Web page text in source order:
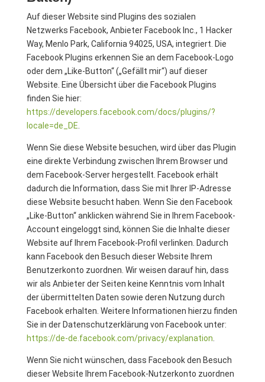
Auf dieser Website sind Plugins des sozialen
Netzwerks Facebook, Anbieter Facebook Inc., 1 Hacker
Way, Menlo Park, California 94025, USA, integriert. Die
Facebook Plugins erkennen Sie an dem Facebook-Logo
oder dem „Like-Button“ („Gefällt mir“) auf dieser
Website. Eine Übersicht über die Facebook Plugins
finden Sie hier:
https://developers.facebook.com/docs/plugins/?
locale=de_DE
Wenn Sie diese Website besuchen, wird über das Plugin
eine direkte Verbindung zwischen Ihrem Browser und
dem Facebook-Server hergestellt. Facebook erhält
dadurch die Information, dass Sie mit Ihrer IP-Adresse
diese Website besucht haben. Wenn Sie den Facebook
„Like-Button“ anklicken während Sie in Ihrem Facebook-
Account eingeloggt sind, können Sie die Inhalte dieser
Website auf Ihrem Facebook-Profil verlinken. Dadurch
kann Facebook den Besuch dieser Website Ihrem
Benutzerkonto zuordnen. Wir weisen darauf hin, dass
wir als Anbieter der Seiten keine Kenntnis vom Inhalt
der übermittelten Daten sowie deren Nutzung durch
Facebook erhalten. Weitere Informationen hierzu finden
Sie in der Datenschutzerklärung von Facebook unter:
https://de-de.facebook.com/privacy/explanation
Wenn Sie nicht wünschen, dass Facebook den Besuch
dieser Website Ihrem Facebook-Nutzerkonto zuordnen